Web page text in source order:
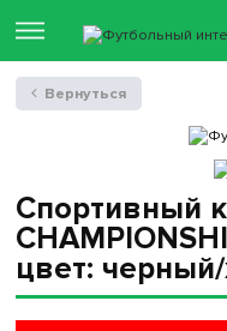
Спортивный
цвет:
Вернуться